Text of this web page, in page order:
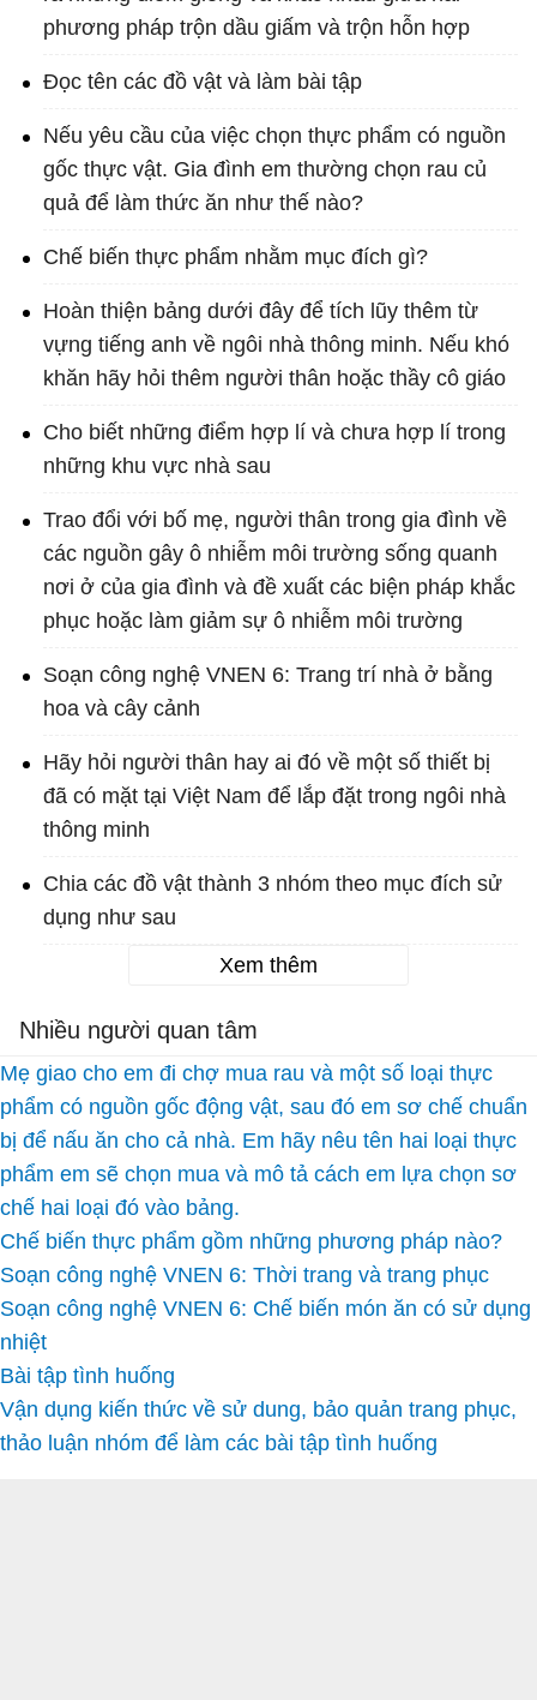
phương pháp trộn dầu giấm và trộn hỗn hợp
Đọc tên các đồ vật và làm bài tập
Nếu yêu cầu của việc chọn thực phẩm có nguồn
gốc thực vật. Gia đình em thường chọn rau củ
quả để làm thức ăn như thế nào?
Chế biến thực phẩm nhằm mục đích gì?
Hoàn thiện bảng dưới đây để tích lũy thêm từ
vựng tiếng anh về ngôi nhà thông minh. Nếu khó
khăn hãy hỏi thêm người thân hoặc thầy cô giáo
Cho biết những điểm hợp lí và chưa hợp lí trong
những khu vực nhà sau
Trao đổi với bố mẹ, người thân trong gia đình về
các nguồn gây ô nhiễm môi trường sống quanh
nơi ở của gia đình và đề xuất các biện pháp khắc
phục hoặc làm giảm sự ô nhiễm môi trường
Soạn công nghệ VNEN 6: Trang trí nhà ở bằng
hoa và cây cảnh
Hãy hỏi người thân hay ai đó về một số thiết bị
đã có mặt tại Việt Nam để lắp đặt trong ngôi nhà
thông minh
Chia các đồ vật thành 3 nhóm theo mục đích sử
dụng như sau
Xem thêm
Nhiều người quan tâm
Mẹ giao cho em đi chợ mua rau và một số loại thực
phẩm có nguồn gốc động vật, sau đó em sơ chế chuẩn
bị để nấu ăn cho cả nhà. Em hãy nêu tên hai loại thực
phẩm em sẽ chọn mua và mô tả cách em lựa chọn sơ
chế hai loại đó vào bảng.
Chế biến thực phẩm gồm những phương pháp nào?
Soạn công nghệ VNEN 6: Thời trang và trang phục
Soạn công nghệ VNEN 6: Chế biến món ăn có sử dụng
nhiệt
Bài tập tình huống
Vận dụng kiến thức về sử dung, bảo quản trang phục,
thảo luận nhóm để làm các bài tập tình huống